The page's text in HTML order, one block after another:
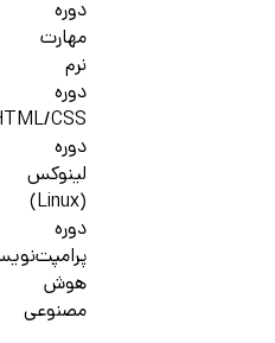
دوره
مهارت
نرم
دوره
CSS
دوره
لینوکس
(Linux)
دوره
هوش
مصنوعی